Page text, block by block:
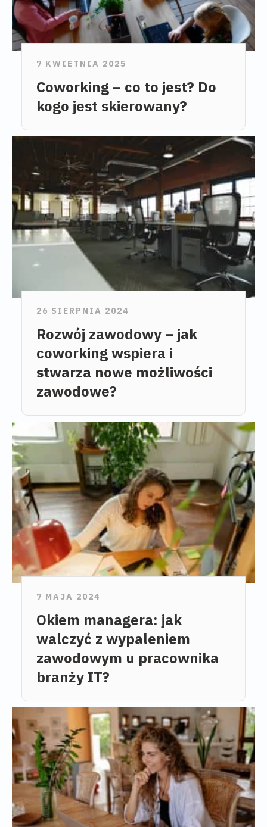
7 KWIETNIA 2025
Coworking – co to jest? Do
kogo jest skierowany?
26 SIERPNIA 2024
Rozwój zawodowy – jak
coworking wspiera i
stwarza nowe możliwości
zawodowe?
7 MAJA 2024
Okiem managera: jak
walczyć z wypaleniem
zawodowym u pracownika
branży IT?